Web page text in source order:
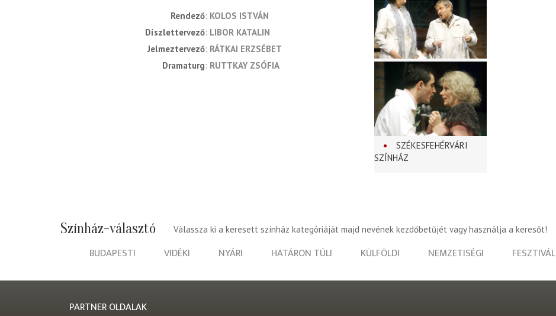
rendező KOLOS ISTVÁN
díszlettervező LIBOR KATALIN
jelmeztervező RÁTKAI ERZSÉBET
dramaturg RUTTKAY ZSÓFIA
SZÉKESFEHÉRVÁRI
SZÍNHÁZ
Színház-választó Válassza ki a keresett színház kategóriáját majd nevének kezdőbetűjét vagy használja a keresőt!
BUDAPESTI VIDÉKI NYÁRI HATÁRON TÚLI KÜLFÖLDI NEMZETISÉGI FESZTIVÁL
PARTNER OLDALAK